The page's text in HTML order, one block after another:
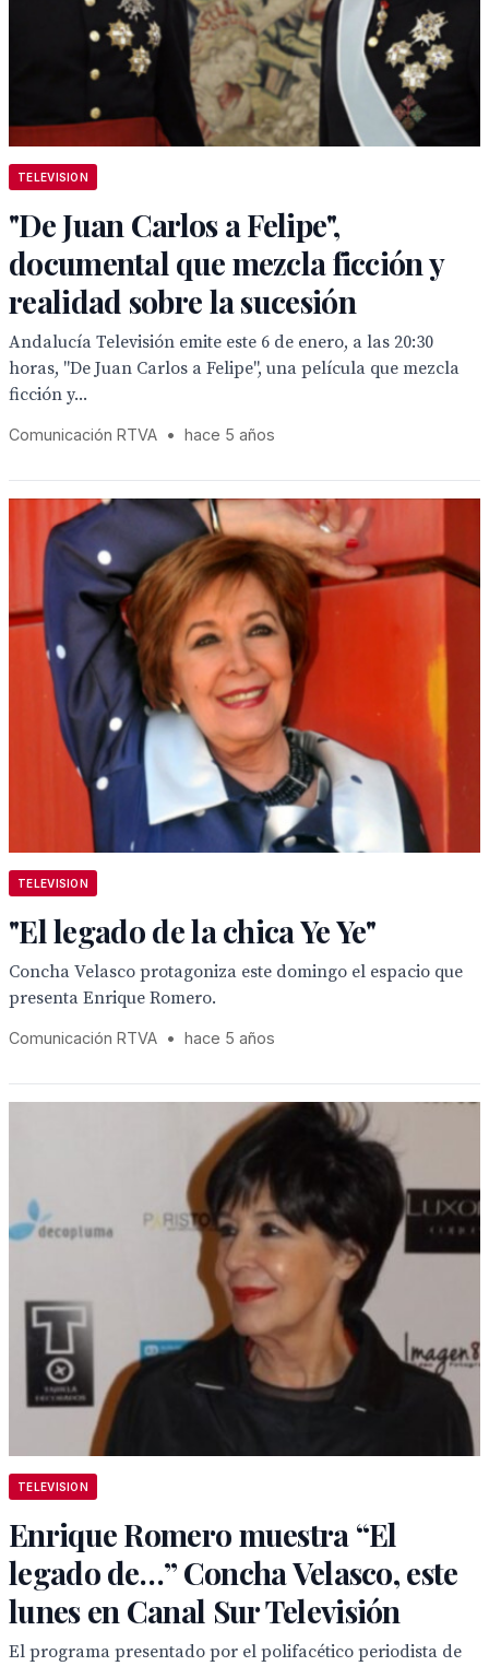
TELEVISION
"De Juan Carlos a Felipe",
documental que mezcla ficción y
realidad sobre la sucesión
Andalucía Televisión emite este 6 de enero, a las 20:30
horas, "De Juan Carlos a Felipe", una película que mezcla
ficción y...
Comunicación RTVA • hace 5 años
TELEVISION
"El legado de la chica Ye Ye"
Concha Velasco protagoniza este domingo el espacio que
presenta Enrique Romero.
Comunicación RTVA • hace 5 años
TELEVISION
Enrique Romero muestra “El
legado de…” Concha Velasco, este
lunes en Canal Sur Televisión
El programa presentado por el polifacético periodista de